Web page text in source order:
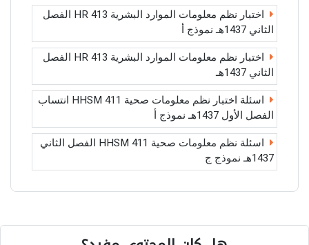
اختبار نظم معلومات الموارد البشرية HR 413 الفصل
الثاني 1437هـ نموذج أ
اختبار نظم معلومات الموارد البشرية HR 413 الفصل
الثاني 1437هـ
اسئلة اختبار نظم معلومات صحية HHSM 411 انتساب
الفصل الأول 1437هـ نموذج أ
اسئلة نظم معلومات صحية HHSM 411 الفصل الثاني
1437هـ نموذج ج